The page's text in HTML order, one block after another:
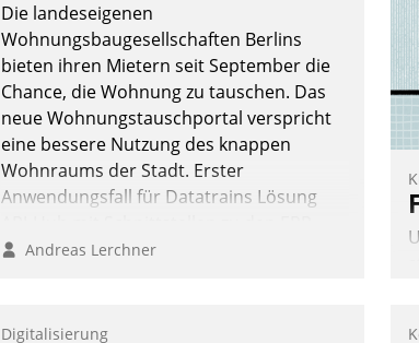
Nadja Hußmann
Die landeseigenen
Wohnungsbaugesellschaften Berlins
bieten ihren Mietern seit September die
Chance, die Wohnung zu tauschen. Das
neue Wohnungstauschportal verspricht
eine bessere Nutzung des knappen
Wohnraums der Stadt. Erster
Anwendungsfall für Datatrains Lösung
Systemen der Unternehmen.
Andreas Lerchner
Digitalisierung